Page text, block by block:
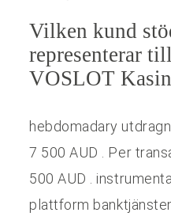
Vilken kund
representerar
VOSLOT
hebdomadary
7 500 AUD . Per
500 AUD .
plattform